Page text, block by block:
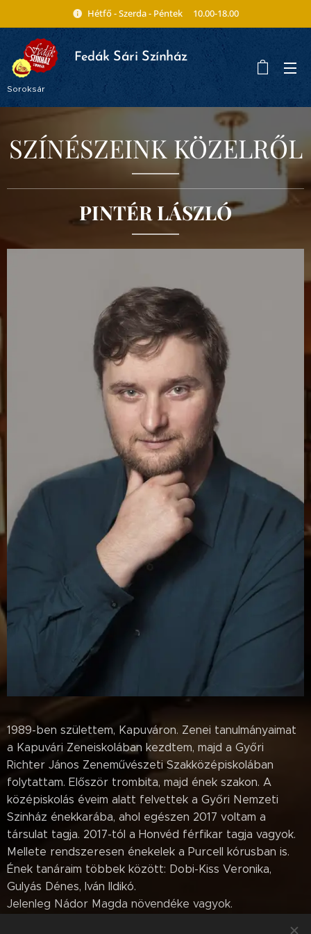
Hétfő - Szerda - Péntek 10.00-18.00
Fedák Sári Színház
Soroksár
SZÍNÉSZEINK KÖZELRŐL
PINTÉR LÁSZLÓ
1989-ben születtem, Kapuváron. Zenei tanulmányaimat
a Kapuvári Zeneiskolában kezdtem, majd a Győri
Richter János Zeneművészeti Szakközépiskolában
folytattam. Először trombita, majd ének szakon. A
középiskolás éveim alatt felvettek a Győri Nemzeti
Szinház énekkarába, ahol egészen 2017 voltam a
társulat tagja. 2017-tól a Honvéd férfikar tagja vagyok.
Mellete rendszeresen énekelek a Purcell kórusban is.
Ének tanáraim többek között: Dobi-Kiss Veronika,
Gulyás Dénes, Iván Ildikó.
Jelenleg Nádor Magda növendéke vagyok.